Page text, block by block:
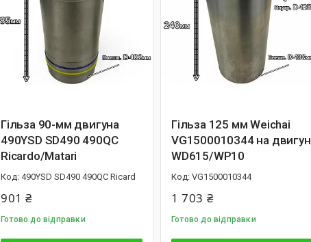
Гільза 90-мм двигуна
490YSD SD490 490QC
Ricardo/Matari
490YSD SD490 490QC Ricard
901 ₴
Готово до відправки
Гільза 125 мм Weichai
VG1500010344 на двигун
WD615/WP10
VG1500010344
1 703 ₴
Готово до відправки